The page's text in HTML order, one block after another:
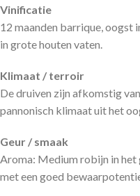
Vinificatie
12 maanden barrique, oogst
in grote houten vaten.
Klimaat / terroir
De druiven zijn afkomstig
pannonisch klimaat uit het
Geur / smaak
Aroma: Medium robijn in het
met een goed